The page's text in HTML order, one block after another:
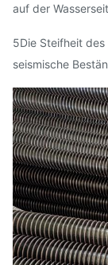
auf der
5Die Steifheit
seismische